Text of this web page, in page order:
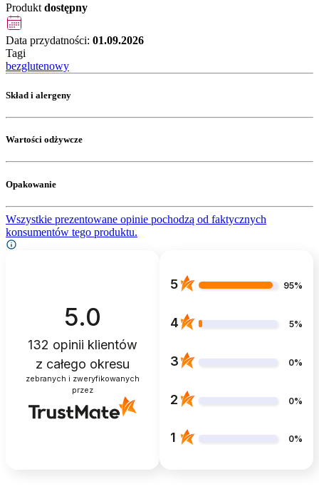
Produkt dostępny
Data przydatności: 01.09.2026
Tagi
bezglutenowy
Skład i alergeny
Wartości odżywcze
Opakowanie
Wszystkie prezentowane opinie pochodzą od faktycznych
konsumentów tego produktu.
5.0
132 opinii klientów
z całego okresu
zebranych i zweryfikowanych
przez
5 95%
4 5%
3 0%
2 0%
1 0%